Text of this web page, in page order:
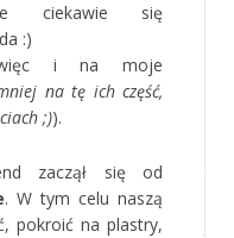
ciekawie się
:)
i na moje
na tę ich część,
;)).
zaczął się od
. W tym celu naszą
pokroić na plastry,